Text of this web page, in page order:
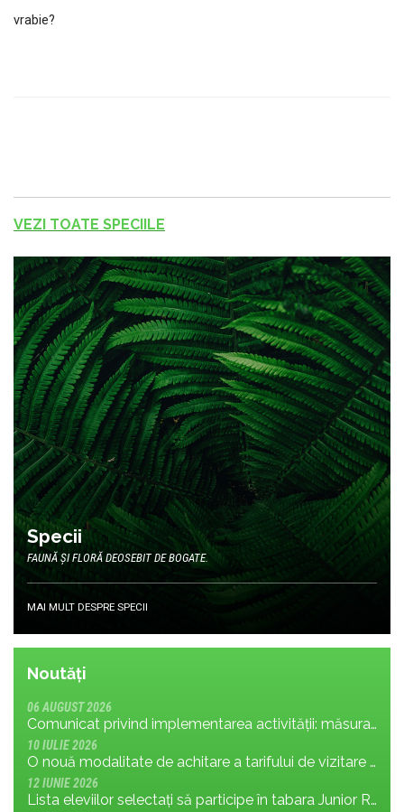
vrabie?
VEZI TOATE SPECIILE
Specii
FAUNĂ ȘI FLORĂ DEOSEBIT DE BOGATE.
MAI MULT DESPRE SPECII
Noutăți
06 AUGUST 2026
Comunicat privind implementarea activității: măsura MR.8.1.4 din planul de management; cu privire la tronsonul de drum cuprins între Baraj Gura Apelor și Cabana Rotunda
10 IULIE 2026
O nouă modalitate de achitare a tarifului de vizitare în Parcul Național Retezat
12 IUNIE 2026
Lista eleviilor selectați să participe în tabara Junior Ranger 2026